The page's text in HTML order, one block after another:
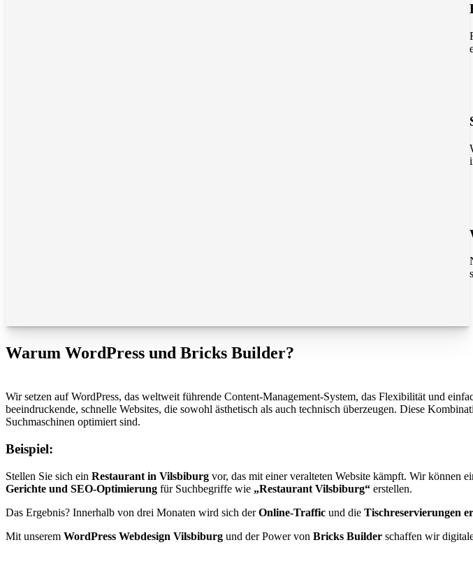
Warum WordPress und Bricks Builder?
Wir setzen auf WordPress, das weltweit führende Content-Management-System, das Flexibilität und
beeindruckende, schnelle Websites, die sowohl ästhetisch als auch technisch überzeugen. Diese
Suchmaschinen optimiert sind.
Beispiel:
Stellen Sie sich ein Restaurant in Vilsbiburg vor, das mit einer veralteten Website kämpft. Wir können
Gerichte und SEO-Optimierung für Suchbegriffe wie „Restaurant Vilsbiburg“ erstellen.
Das Ergebnis? Innerhalb von drei Monaten wird sich derOnline-Traffic und die Tischreservierungen
Mit unserem WordPress Webdesign Vilsbiburg und der Power von Bricks Builder schaffen wir